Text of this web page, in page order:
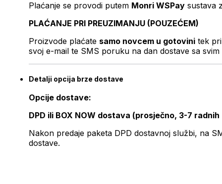
Plaćanje se provodi putem Monri WSPay sustava
PLAĆANJE PRI PREUZIMANJU (POUZEĆEM)
Proizvode plaćate samo novcem u gotovini tek
svoj e-mail te SMS poruku na dan dostave sa svim
Detalji opcija brze dostave
Opcije dostave:
DPD ili BOX NOW dostava (prosječno, 3-7 radnih
Nakon predaje paketa DPD dostavnoj službi, na
dostave.